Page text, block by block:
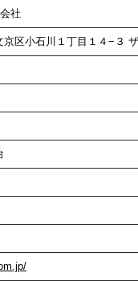
社
京区小石川１丁目１４−３